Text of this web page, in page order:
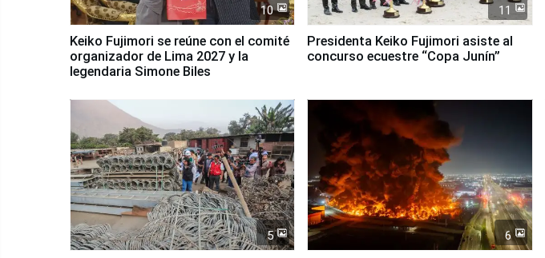
10
Keiko Fujimori se reúne con el comité
organizador de Lima 2027 y la
legendaria Simone Biles
11
Presidenta Keiko Fujimori asiste al
concurso ecuestre “Copa Junín”
5 6